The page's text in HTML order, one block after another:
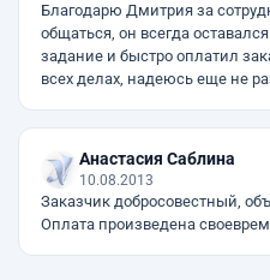
Благодарю Дмитрия за
общаться, он всегда
задание и быстро оплатил
всех делах, надеюсь еще не
Анастасия Саблина
10.08.2013
Заказчик добросовестный,
Оплата произведена